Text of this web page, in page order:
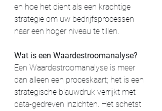
en hoe het dient als een krachtige
strategie om uw bedrijfsprocessen
naar een hoger niveau te tillen.
Wat is een Waardestroomanalyse?
Een Waardestroomanalyse is meer
dan alleen een proceskaart; het is een
strategische blauwdruk verrijkt met
data-gedreven inzichten. Het schetst